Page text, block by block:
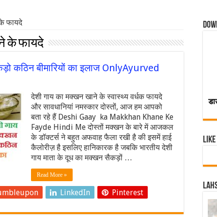
फायदे
के फायदे
कठिन बीमारियों का इलाज OnlyAyurved
देशी गाय का मक्खन खाने के स्वास्थ्य वर्धक फायदे
और सावधानियां नमस्कार दोस्तों, आज हम आपको
बता रहे हैं Deshi Gaay ka Makkhan Khane Ke
Fayde Hindi Me दोस्तों मक्खन के बारे में आजकल
के डॉक्टर्स ने बहुत अफवाह फैला रखी है की इसमें हाई
कैलोरीज़ है इसलिए हानिकारक है जबकि भारतीय देशी
गाय माता के दूध का मक्खन सैकड़ों …
Read More »
LinkedIn Pinterest
Like